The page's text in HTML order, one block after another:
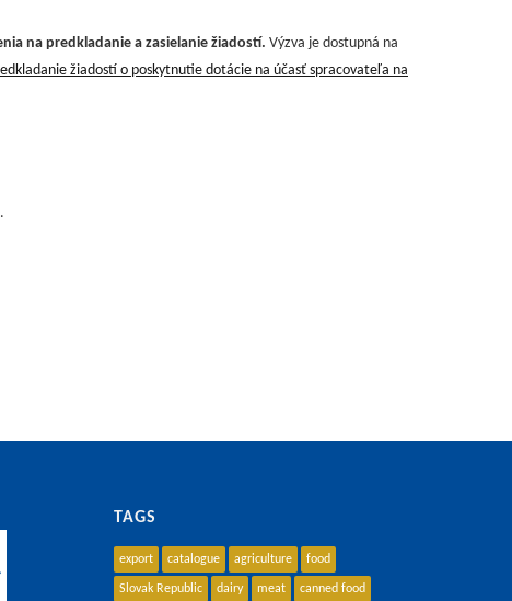
na predkladanie a zasielanie žiadostí. Výzva je dostupná na
žiadostí o poskytnutie dotácie na účasť spracovateľa na
.
TAGS
export catalogue agriculture food
Slovak Republic dairy meat canned food